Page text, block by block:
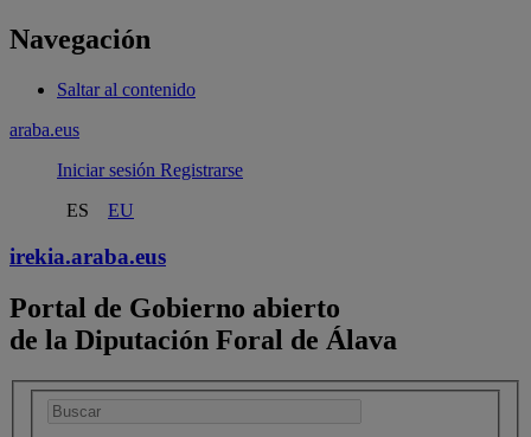
Navegación
Saltar al contenido
araba.eus
Iniciar sesión Registrarse
ES
EU
irekia.araba.eus
Portal de Gobierno abierto
de la Diputación Foral de Álava